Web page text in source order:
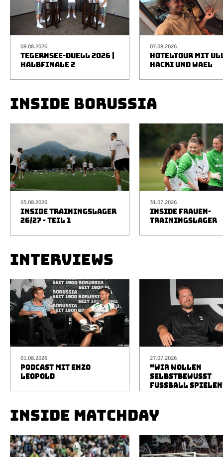
08.08.2026
TEGERNSEE-DUELL 2026 |
HALBFINALE 2
07.08.2026
HOTELTOUR MIT
HACKI UND WAEL
INSIDE BORUSSIA
05.08.2026
INSIDE TRAININGSLAGER
26/27 - TEIL 1
31.07.2026
INSIDE FRAUEN-
TRAININGSLAGER
INTERVIEWS
01.08.2026
PODCAST MIT ENZO
LEOPOLD
27.07.2026
"WIR WOLLEN
SELBSTBEWUSST
FUSSBALL
INSIDE MATCHDAY